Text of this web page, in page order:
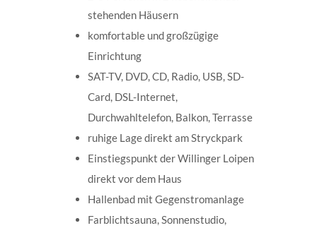
stehenden Häusern
komfortable und großzügige
Einrichtung
SAT-TV, DVD, CD, Radio, USB, SD-
Card, DSL-Internet,
Durchwahltelefon, Balkon, Terrasse
ruhige Lage direkt am Stryckpark
Einstiegspunkt der Willinger Loipen
direkt vor dem Haus
Hallenbad mit Gegenstromanlage
Farblichtsauna, Sonnenstudio,